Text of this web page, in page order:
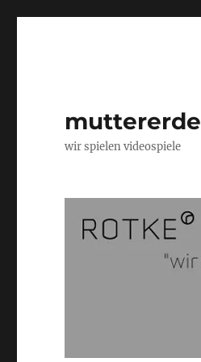
muttererde
wir spielen videospiele